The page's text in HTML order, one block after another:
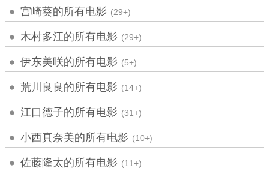
宫崎葵的所有电影 (29+)
木村多江的所有电影 (29+)
伊东美咲的所有电影 (5+)
荒川良良的所有电影 (14+)
江口德子的所有电影 (31+)
小西真奈美的所有电影 (10+)
佐藤隆太的所有电影 (11+)